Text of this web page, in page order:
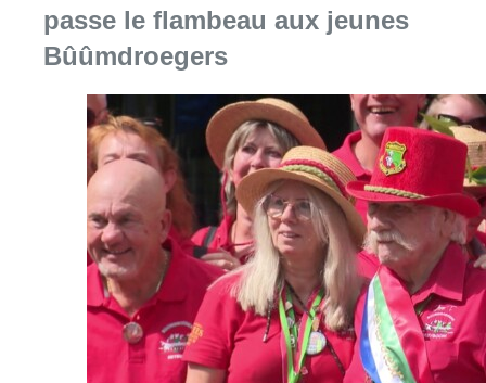
passe le flambeau aux jeunes
Bûûmdroegers